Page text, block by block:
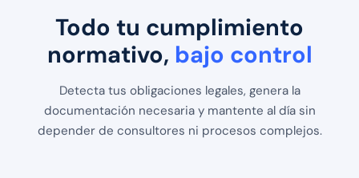
Todo tu cumplimiento
normativo, bajo control
Detecta tus obligaciones legales, genera la
documentación necesaria y mantente al día sin
depender de consultores ni procesos complejos.